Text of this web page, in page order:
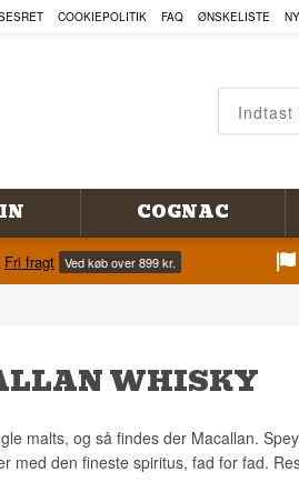
COOKIEPOLITIK FAQ ØNSKELISTE
COGNAC
Fri fragt Ved køb over 899 kr.
WHISKY
malts, og så findes der Macallan.
med den fineste spiritus, fad for fad.